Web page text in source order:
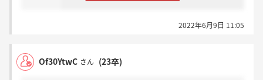
2022年6月9日 11:05
Of30YtwC さん (23卒)